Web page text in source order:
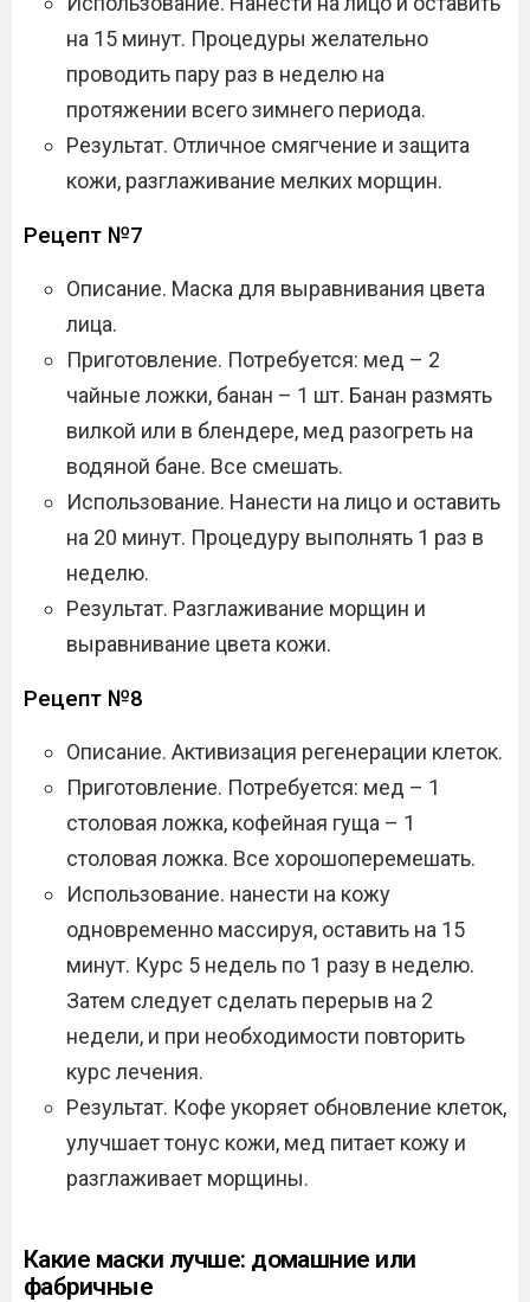
на 15 минут. Процедуры желательно
проводить пару раз в неделю на
протяжении всего зимнего периода.
Результат. Отличное смягчение и защита
кожи, разглаживание мелких морщин.
Рецепт №7
Описание. Маска для выравнивания цвета
лица.
Приготовление. Потребуется: мед – 2
чайные ложки, банан – 1 шт. Банан размять
вилкой или в блендере, мед разогреть на
водяной бане. Все смешать.
Использование. Нанести на лицо и оставить
на 20 минут. Процедуру выполнять 1 раз в
неделю.
Результат. Разглаживание морщин и
выравнивание цвета кожи.
Рецепт №8
Описание. Активизация регенерации клеток.
Приготовление. Потребуется: мед – 1
столовая ложка, кофейная гуща – 1
столовая ложка. Все хорошоперемешать.
Использование. нанести на кожу
одновременно массируя, оставить на 15
минут. Курс 5 недель по 1 разу в неделю.
Затем следует сделать перерыв на 2
недели, и при необходимости повторить
курс лечения.
Результат. Кофе укоряет обновление клеток,
улучшает тонус кожи, мед питает кожу и
разглаживает морщины.
Какие маски лучше: домашние или
фабричные